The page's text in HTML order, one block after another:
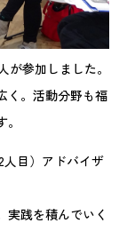
参加しました。
く。活動分野も福
目）アドバイザ
実践を積んでいく